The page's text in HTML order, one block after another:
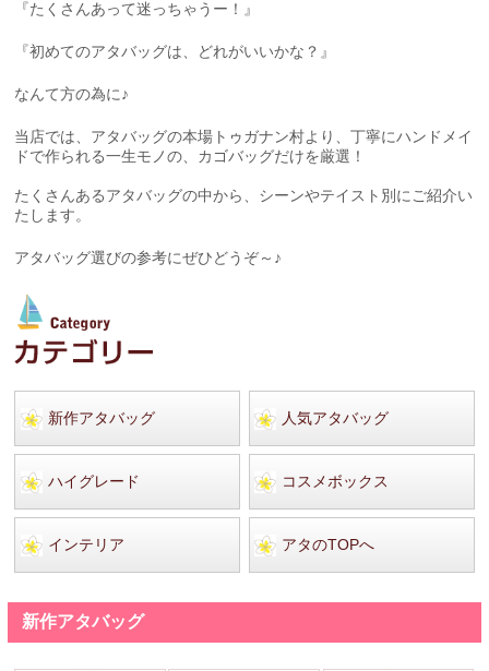
『たくさんあって迷っちゃうー！』
『初めてのアタバッグは、どれがいいかな？』
なんて方の為に♪
当店では、アタバッグの本場トゥガナン村より、丁寧にハンドメイ
ドで作られる一生モノの、カゴバッグだけを厳選！
たくさんあるアタバッグの中から、シーンやテイスト別にご紹介い
たします。
アタバッグ選びの参考にぜひどうぞ～♪
新作アタバッグ 人気アタバッグ
ハイグレード コスメボックス
インテリア アタのTOPへ
新作アタバッグ